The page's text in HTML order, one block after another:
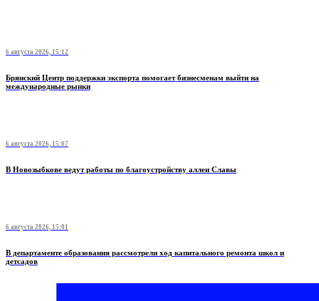
6 августа 2026, 15:12
Брянский Центр поддержки экспорта помогает бизнесменам выйти на
международные рынки
6 августа 2026, 15:07
В Новозыбкове ведут работы по благоустройству аллеи Славы
6 августа 2026, 15:01
В департаменте образования рассмотрели ход капитального ремонта школ и
детсадов